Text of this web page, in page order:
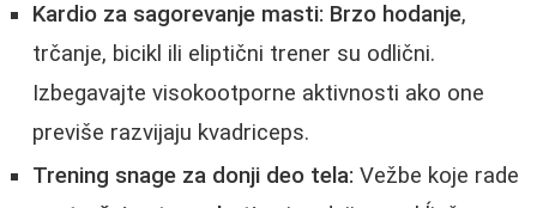
Kardio za sagorevanje masti: Brzo hodanje,
trčanje, bicikl ili eliptični trener su odlični.
Izbegavajte visokootporne aktivnosti ako one
previše razvijaju kvadriceps.
Trening snage za donji deo tela: Vežbe koje rade